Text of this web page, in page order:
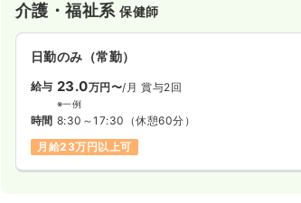
介護・福祉系保健師
日勤のみ（常勤）
給与 23.0万円〜/月 賞与2回
※一例
時間 8:30～17:30 （休憩60分）
月給23万円以上可